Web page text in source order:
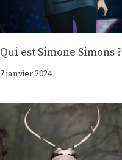
Qui est Simone Simons ?
7 janvier 2024